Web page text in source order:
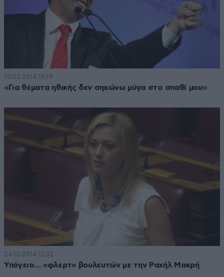
10·02·2014 16:19
«Για θέματα ηθικής δεν σηκώνω μύγα στο σπαθί μου»
24·01·2014 12:32
Υπόγειο… «φλερτ» βουλευτών με την Ραχήλ Μακρή